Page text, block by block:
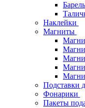
Наклейки
Магниты
Подставки
Фонарики
Пакеты